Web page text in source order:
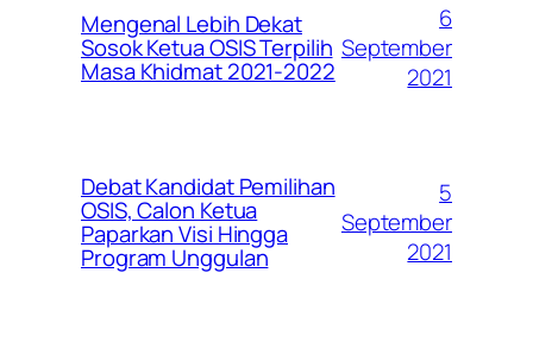
Mengenal Lebih Dekat
Sosok Ketua OSIS Terpilih
Masa Khidmat 2021-2022
6
September
2021
Debat Kandidat Pemilihan
OSIS, Calon Ketua
Paparkan Visi Hingga
Program Unggulan
5
September
2021